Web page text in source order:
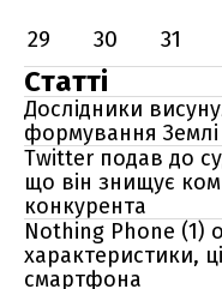
29
30 31
Статті
Дослідники
формування Землі
Twitter подав до
що він знищує
конкурента
Nothing Phone (1)
характеристики,
смартфона